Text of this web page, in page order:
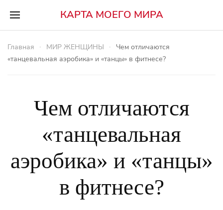
КАРТА МОЕГО МИРА
Главная МИР ЖЕНЩИНЫ
Чем отличаются
«танцевальная аэробика» и «танцы» в фитнесе?
Чем отличаются
«танцевальная
аэробика» и «танцы»
в фитнесе?